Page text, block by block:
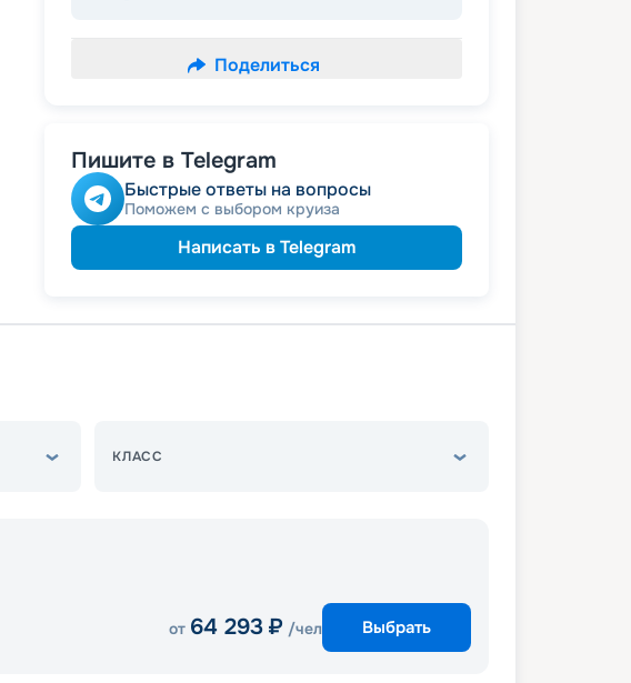
Поделиться
Пишите в Telegram
Быстрые ответы на вопросы
Поможем с выбором круиза
Написать в Telegram
КЛАСС
от 64 293 ₽ /чел Выбрать